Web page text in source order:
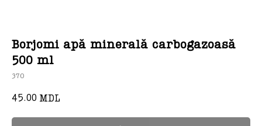
Borjomi apă minerală carbogazoasă
500 ml
370
45.00 MDL